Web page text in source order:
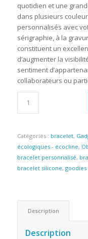
quotidien et une
dans plusieurs
personnalisés avec
sérigraphie, à la
constituent un
d’augmenter la
sentiment
collaborateurs ou
Catégories : bracelet,
écologiques - écocline,
bracelet personnalisé,
bracelet silicone,
Description
Description